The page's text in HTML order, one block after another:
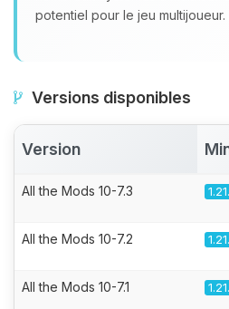
potentiel pour le jeu multijoueur.
Versions disponibles
Version
All the Mods 10-7.3
All the Mods 10-7.2
All the Mods 10-7.1